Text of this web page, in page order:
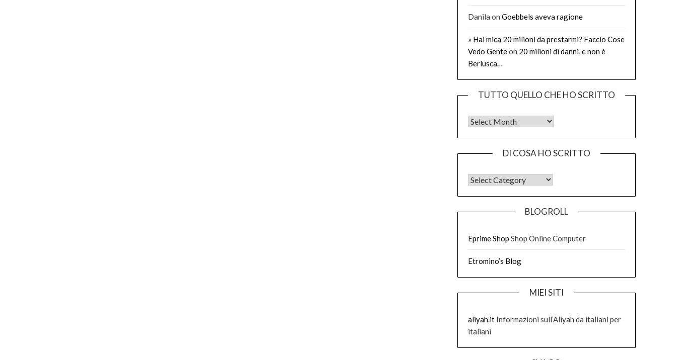
Danila on Goebbels aveva ragione
» Hai mica 20 milioni da prestarmi? Faccio Cose
Vedo Genteon 20 milioni di danni, e non è
Berlusca…
TUTTO QUELLO CHE HO SCRITTO
Tutto quello che ho scritto
DI COSA HO SCRITTO
DI COSA HO SCRITTO
BLOGROLL
Eprime Shop Shop Online Computer
Etromino’s Blog
MIEI SITI
aliyah.itInformazioni sull’Aliyah da italiani per
italiani